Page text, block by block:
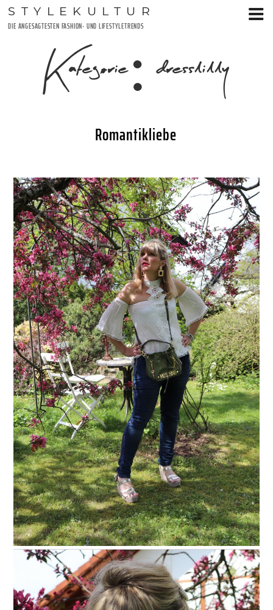
Zum
Inhalt
STYLEKULTUR
DIE ANGESAGTESTEN FASHION- UND LIFESTYLETRENDS
Kategorie:dresslilly
VERÖFFENTLICHT
AM
26. APRIL 2019
Romantikliebe